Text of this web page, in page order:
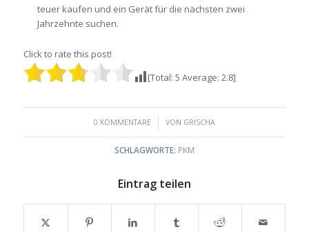
teuer kaufen und ein Gerät für die nächsten zwei
Jahrzehnte suchen.
Click to rate this post!
[Total: 5 Average: 2.8]
0 KOMMENTARE
/ VON GRISCHA
SCHLAGWORTE: PKM
Eintrag teilen